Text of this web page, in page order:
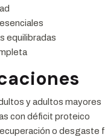
equilibradas
y adultos mayores
con déficit proteico
o desgaste